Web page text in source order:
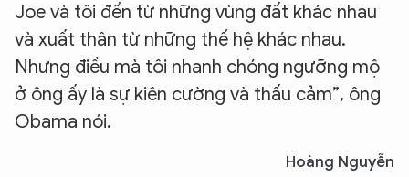
Joe và tôi đến từ những vùng đất khác nhau
và xuất thân từ những thế hệ khác nhau.
Nhưng điều mà tôi nhanh chóng ngưỡng mộ
ở ông ấy là sự kiên cường và thấu cảm”, ông
Obama nói.
Hoàng Nguyễn